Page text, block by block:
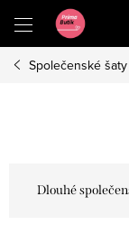
obsah
Společenské šaty
Dlouhé